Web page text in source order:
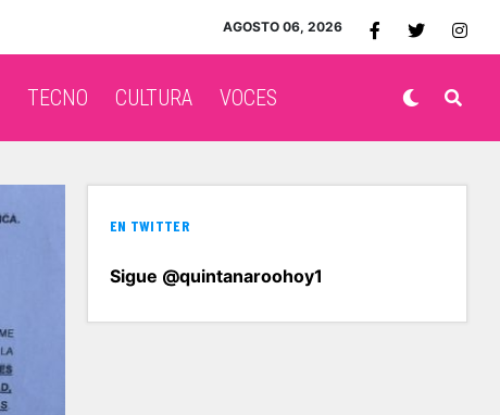
AGOSTO 06, 2026
TECNO CULTURA VOCES
EN TWITTER
Sigue @quintanaroohoy1